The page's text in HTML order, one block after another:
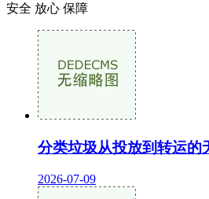
安全 放心 保障
分类垃圾从投放到转运的
2026-07-09